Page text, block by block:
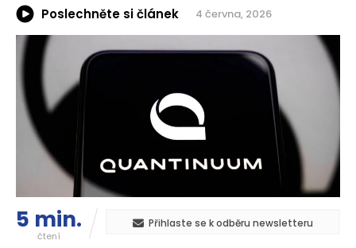
Poslechněte si článek 4 června, 2026
5 min.
čtení
Přihlaste se k odběru newsletteru